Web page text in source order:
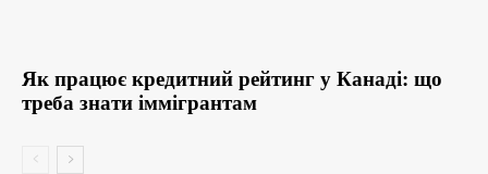
Як працює кредитний рейтинг у Канаді: що
треба знати іммігрантам